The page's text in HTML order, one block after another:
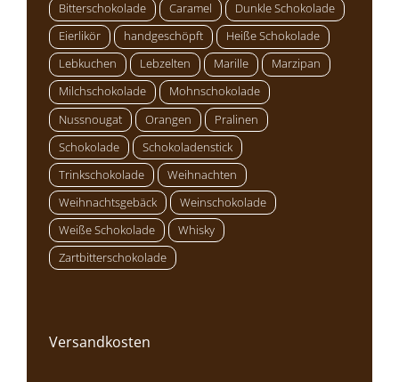
Bitterschokolade
Caramel
Dunkle Schokolade
Eierlikör
handgeschöpft
Heiße Schokolade
Lebkuchen
Lebzelten Marille
Marzipan
Milchschokolade
Mohnschokolade
Nussnougat
Orangen
Pralinen
Schokolade
Schokoladenstick
Trinkschokolade
Weihnachten
Weihnachtsgebäck
Weinschokolade
Weiße Schokolade
Whisky
Zartbitterschokolade
Versandkosten